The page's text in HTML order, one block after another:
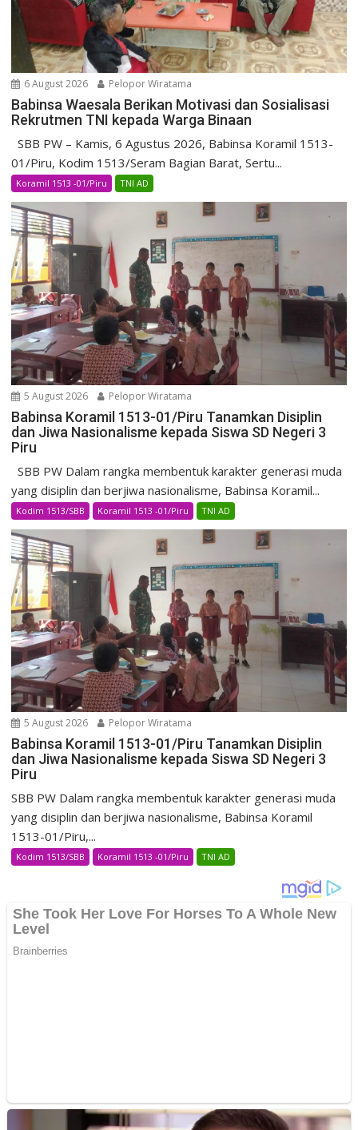
6 August 2026 Pelopor Wiratama
Babinsa Waesala Berikan Motivasi dan Sosialisasi
Rekrutmen TNI kepada Warga Binaan
SBB PW – Kamis, 6 Agustus 2026, Babinsa Koramil 1513-
01/Piru, Kodim 1513/Seram Bagian Barat, Sertu...
Koramil 1513 -01/Piru TNI AD
5 August 2026 Pelopor Wiratama
Babinsa Koramil 1513-01/Piru Tanamkan Disiplin
dan Jiwa Nasionalisme kepada Siswa SD Negeri 3
Piru
SBB PW Dalam rangka membentuk karakter generasi muda
yang disiplin dan berjiwa nasionalisme, Babinsa Koramil...
Kodim 1513/SBB Koramil 1513 -01/Piru TNI AD
5 August 2026 Pelopor Wiratama
Babinsa Koramil 1513-01/Piru Tanamkan Disiplin
dan Jiwa Nasionalisme kepada Siswa SD Negeri 3
Piru
SBB PW Dalam rangka membentuk karakter generasi muda
yang disiplin dan berjiwa nasionalisme, Babinsa Koramil
1513-01/Piru,...
Kodim 1513/SBB Koramil 1513 -01/Piru TNI AD